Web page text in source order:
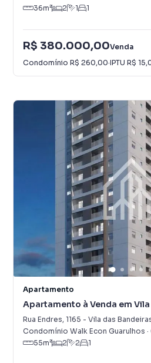
36m² 2 1 1
R$ 380.000,00Venda
Condomínio R$ 260,00·IPTU R$
Apartamento
Apartamento à Venda em
Rua Endres, 1165 - Vila das
Condomínio Walk Econ Guarulhos ·
55m² 2 2 1